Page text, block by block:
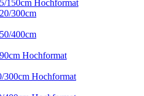
150cm Hochformat
300cm
400cm
Hochformat
300cm Hochformat